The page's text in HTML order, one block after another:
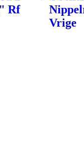
Rf
Vrige